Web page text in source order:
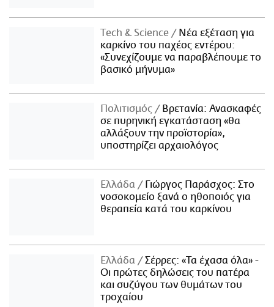
Τech & Science
Νέα εξέταση για
καρκίνο του παχέος εντέρου:
«Συνεχίζουμε να παραβλέπουμε το
βασικό μήνυμα»
Πολιτισμός
Βρετανία: Ανασκαφές
σε πυρηνική εγκατάσταση «θα
αλλάξουν την προϊστορία»,
υποστηρίζει αρχαιολόγος
Ελλάδα
Γιώργος Παράσχος: Στο
νοσοκομείο ξανά ο ηθοποιός για
θεραπεία κατά του καρκίνου
Ελλάδα
Σέρρες: «Τα έχασα όλα» -
Οι πρώτες δηλώσεις του πατέρα
και συζύγου των θυμάτων του
τροχαίου